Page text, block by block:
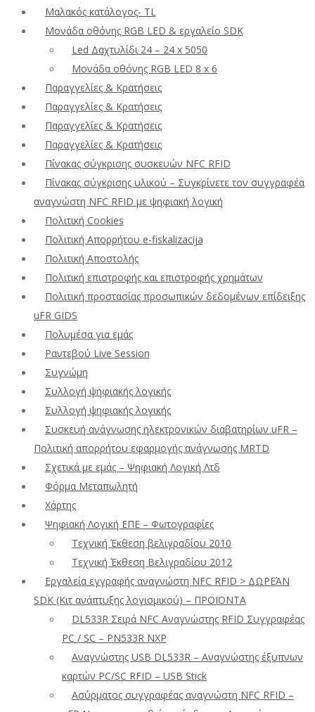
Μαλακός κατάλογος- TL
Μονάδα οθόνης RGB LED & εργαλείο SDK
Led Δαχτυλίδι 24 – 24 x 5050
Μονάδα οθόνης RGB LED 8 x 6
Παραγγελίες & Κρατήσεις
Παραγγελίες & Κρατήσεις
Παραγγελίες & Κρατήσεις
Παραγγελίες & Κρατήσεις
Πίνακας σύγκρισης συσκευών NFC RFID
Πίνακας σύγκρισης υλικού – Συγκρίνετε τον συγγραφέα
αναγνώστη NFC RFID με ψηφιακή λογική
Πολιτική Cookies
Πολιτική Απορρήτου e-fiskalizacija
Πολιτική Αποστολής
Πολιτική επιστροφής και επιστροφής χρημάτων
Πολιτική προστασίας προσωπικών δεδομένων επίδειξης
uFR GIDS
Πολυμέσα για εμάς
Ραντεβού Live Session
Συγνώμη
Συλλογή ψηφιακής λογικής
Συλλογή ψηφιακής λογικής
Συσκευή ανάγνωσης ηλεκτρονικών διαβατηρίων uFR –
Πολιτική απορρήτου εφαρμογής ανάγνωσης MRTD
Σχετικά με εμάς – Ψηφιακή Λογική Λτδ
Φόρμα Μεταπωλητή
Χάρτης
Ψηφιακή Λογική ΕΠΕ – Φωτογραφίες
Τεχνική Έκθεση βελιγραδίου 2010
Τεχνική Έκθεση Βελιγραδίου 2012
Εργαλεία εγγραφής αναγνώστη NFC RFID > ΔΩΡΕΆΝ
SDK (Κιτ ανάπτυξης λογισμικού) – ΠΡΟΪΟΝΤΑ
DL533R Σειρά NFC Αναγνώστης RFID Συγγραφέας
PC / SC – PN533R NXP
Αναγνώστης USB DL533R – Αναγνώστης έξυπνων
καρτών PC/SC RFID – USB Stick
Ασύρματος συγγραφέας αναγνώστη NFC RFID –